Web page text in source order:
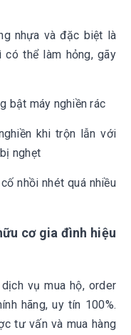
nhựa và đặc biệt là
thể làm hỏng, gãy
bật máy nghiền rác
khi trộn lẫn với
nghẹt
nhồi nhét quá nhiều
cơ gia đình hiệu
vụ mua hộ, order
hãng, uy tín 100%.
tư vấn và mua hàng